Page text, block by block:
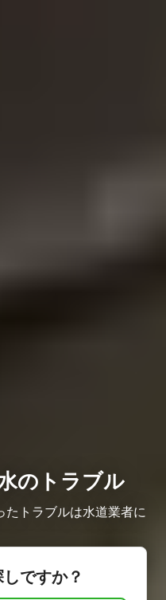
のトラブル
たトラブルは水道業者に
ですか？